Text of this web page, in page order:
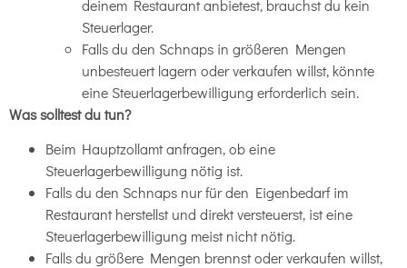
deinem Restaurant anbietest, brauchst du kein
Steuerlager.
Falls du den Schnaps in größeren Mengen
unbesteuert lagern oder verkaufen willst, könnte
eine Steuerlagerbewilligung erforderlich sein.
Was solltest du tun?
Beim Hauptzollamt anfragen, ob eine
Steuerlagerbewilligung nötig ist.
Falls du den Schnaps nur für den Eigenbedarf im
Restaurant herstellst und direkt versteuerst, ist eine
Steuerlagerbewilligung meist nicht nötig.
Falls du größere Mengen brennst oder verkaufen willst,